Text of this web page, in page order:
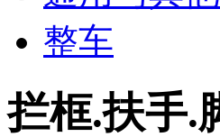
整车
拦框.扶手.